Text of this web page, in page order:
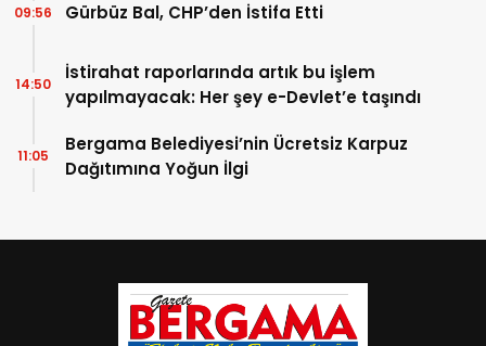
Gürbüz Bal, CHP’den İstifa Etti
09:56
İstirahat raporlarında artık bu işlem
yapılmayacak: Her şey e-Devlet’e taşındı
14:50
Bergama Belediyesi’nin Ücretsiz Karpuz
Dağıtımına Yoğun İlgi
11:05